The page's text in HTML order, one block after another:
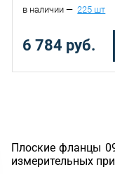
в наличии — 225 шт
6 784 руб.
Плоские фланцы
измерительных